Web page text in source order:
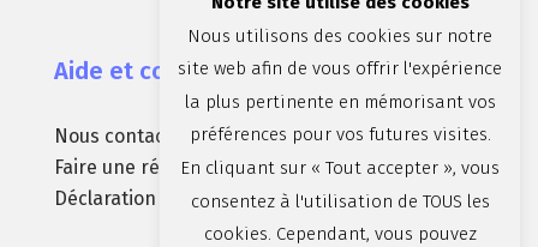
Aide et contact
Nous contacter
Faire une réclamation
Déclaration d’accessibilité (non conforme)
Nous utilisons des cookies sur notre
site web afin de vous offrir l'expérience
la plus pertinente en mémorisant vos
préférences pour vos futures visites.
En cliquant sur « Tout accepter », vous
consentez à l'utilisation de TOUS les
cookies. Cependant, vous pouvez